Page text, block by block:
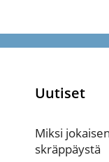
Uutiset
Miksi
skräppäystä